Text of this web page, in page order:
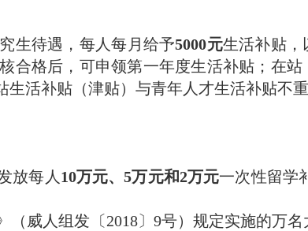
生待遇，每人每月给予5000元生活补贴，
合格后，可申领第一年度生活补贴；在
活补贴（津贴）与青年人才生活补贴不重
放每人 10万元、5万元和2万元一次性留学
人组发〔2018〕9号）规定实施的万名